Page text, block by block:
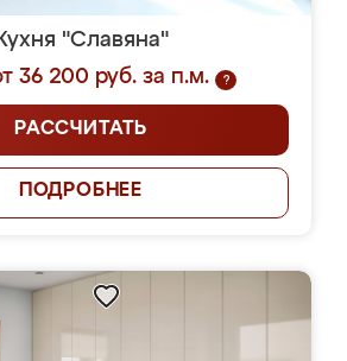
"Славяна"
36 200 руб. за п.м.
?
РАССЧИТАТЬ
ПОДРОБНЕЕ